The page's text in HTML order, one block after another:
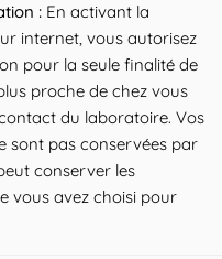
: En activant la
internet, vous autorisez
pour la seule finalité de
proche de chez vous
du laboratoire. Vos
sont pas conservées par
conserver les
vous avez choisi pour